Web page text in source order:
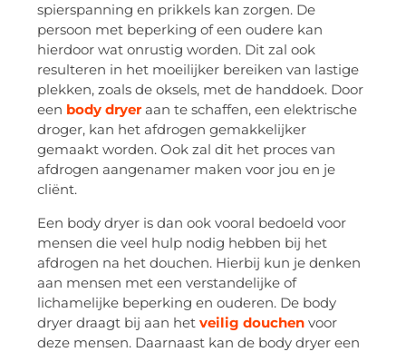
spierspanning en prikkels kan zorgen. De
persoon met beperking of een oudere kan
hierdoor wat onrustig worden. Dit zal ook
resulteren in het moeilijker bereiken van lastige
plekken, zoals de oksels, met de handdoek. Door
een body dryeraan te schaffen, een elektrische
droger, kan het afdrogen gemakkelijker
gemaakt worden. Ook zal dit het proces van
afdrogen aangenamer maken voor jou en je
cliënt.
Een body dryer is dan ook vooral bedoeld voor
mensen die veel hulp nodig hebben bij het
afdrogen na het douchen. Hierbij kun je denken
aan mensen met een verstandelijke of
lichamelijke beperking en ouderen. De body
dryer draagt bij aan het veilig douchen voor
deze mensen. Daarnaast kan de body dryer een